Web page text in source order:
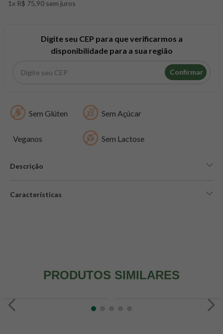
1x R$ 75,90 sem juros
Digite seu CEP para que verificarmos a
disponibilidade para a sua região
Confirmar
Sem Glúten Sem Açúcar
Veganos Sem Lactose
Descrição
Características
PRODUTOS SIMILARES
8º snack proteico mundo verde
creatina mundo verde